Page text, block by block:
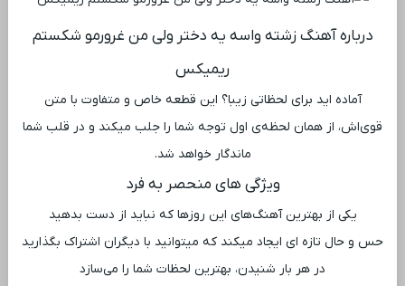
درباره آهنگ زشته واسه یه دختر ولی من غرورمو شکستم
ریمیکس
آماده ‌اید برای لحظاتی زیبا؟ این قطعه خاص و متفاوت با متن
قوی‌اش، از همان لحظه‌ی اول توجه شما را جلب میکند و در قلب شما
ماندگار خواهد شد.
ویژگی ‌های منحصر به فرد
یکی از بهترین آهنگ‌های این روزها که نباید از دست بدهید
حس و حال تازه ‌ای ایجاد میکند که میتوانید با دیگران اشتراک بگذارید
در هر بار شنیدن، بهترین لحظات شما را می‌سازد